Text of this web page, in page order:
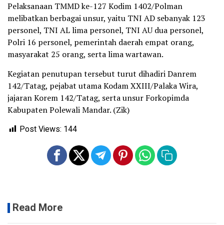
Pelaksanaan TMMD ke-127 Kodim 1402/Polman
melibatkan berbagai unsur, yaitu TNI AD sebanyak 123
personel, TNI AL lima personel, TNI AU dua personel,
Polri 16 personel, pemerintah daerah empat orang,
masyarakat 25 orang, serta lima wartawan.
Kegiatan penutupan tersebut turut dihadiri Danrem
142/Tatag, pejabat utama Kodam XXIII/Palaka Wira,
jajaran Korem 142/Tatag, serta unsur Forkopimda
Kabupaten Polewali Mandar. (Zik)
Post Views: 144
Read More